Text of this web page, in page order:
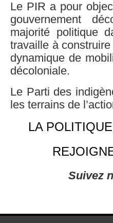
Le PIR a pour
gouvernement
majorité politique
travaille à
dynamique de
décoloniale.
Le Parti des
les terrains de
LA
Suivez